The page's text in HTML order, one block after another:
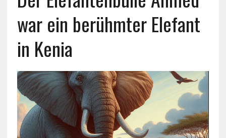
war ein berühmter Elefant
in Kenia